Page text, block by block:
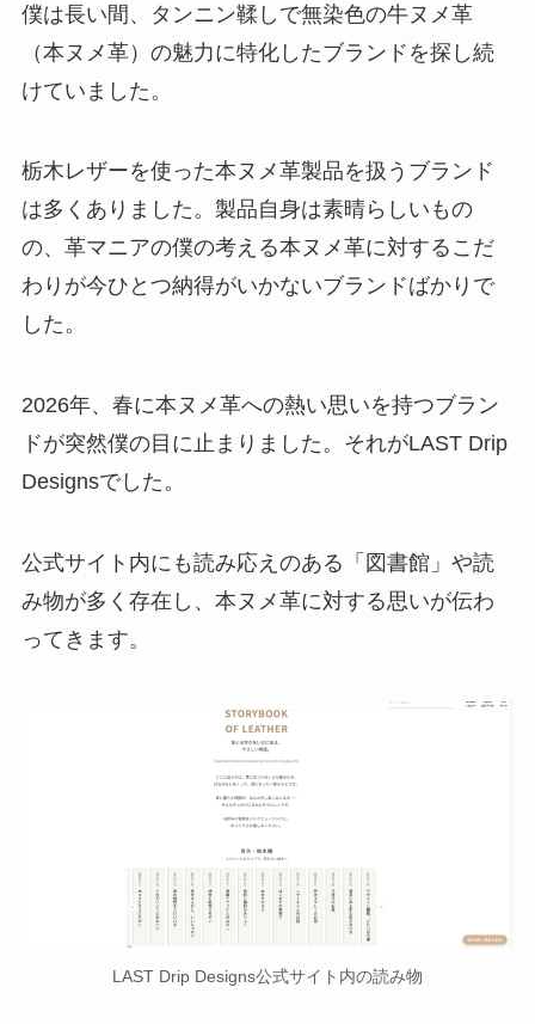
僕は長い間、タンニン鞣しで無染色の牛ヌメ革
（本ヌメ革）の魅力に特化したブランドを探し続
けていました。
栃木レザーを使った本ヌメ革製品を扱うブランド
は多くありました。製品自身は素晴らしいもの
の、革マニアの僕の考える本ヌメ革に対するこだ
わりが今ひとつ納得がいかないブランドばかりで
した。
2026年、春に本ヌメ革への熱い思いを持つブラン
ドが突然僕の目に止まりました。それがLAST Drip
Designsでした。
公式サイト内にも読み応えのある「図書館」や読
み物が多く存在し、本ヌメ革に対する思いが伝わ
ってきます。
LAST Drip Designs公式サイト内の読み物